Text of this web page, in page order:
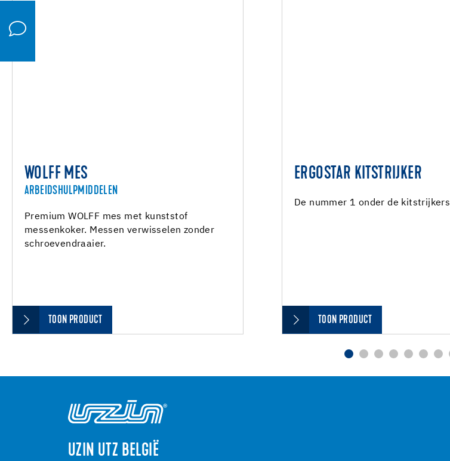
WOLFF MES
ARBEIDSHULPMIDDELEN
Premium WOLFF mes met kunststof
messenkoker. Messen verwisselen zonder
schroevendraaier.
TOON PRODUCT
ERGOSTAR KITSTRIJKER
De nummer 1 onder de kitstrijkers
TOON PRODUCT
UZIN UTZ BELGIË